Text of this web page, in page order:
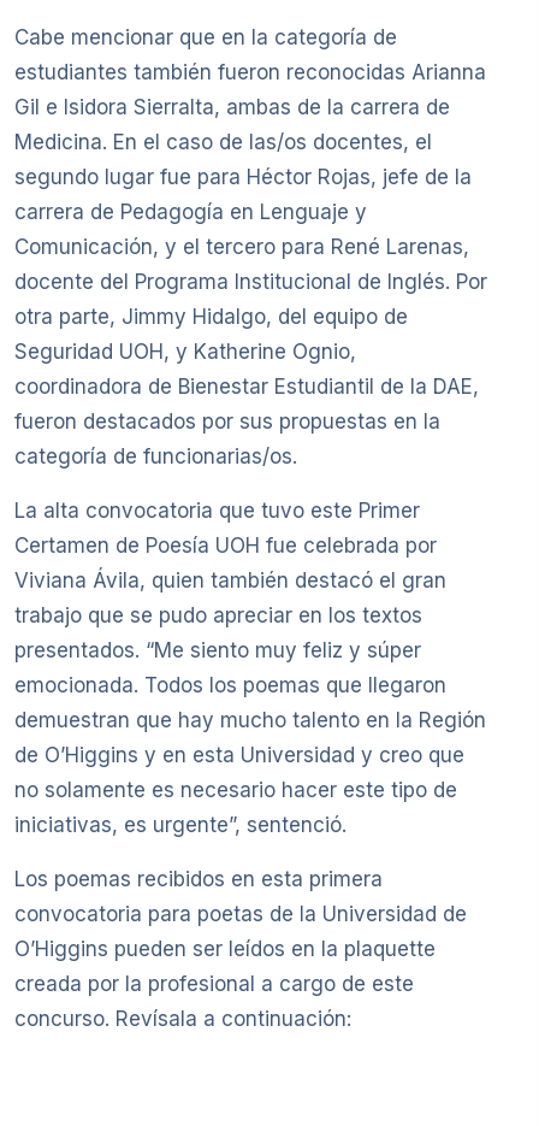
Cabe mencionar que en la categoría de
estudiantes también fueron reconocidas Arianna
Gil e Isidora Sierralta, ambas de la carrera de
Medicina. En el caso de las/os docentes, el
segundo lugar fue para Héctor Rojas, jefe de la
carrera de Pedagogía en Lenguaje y
Comunicación, y el tercero para René Larenas,
docente del Programa Institucional de Inglés. Por
otra parte, Jimmy Hidalgo, del equipo de
Seguridad UOH, y Katherine Ognio,
coordinadora de Bienestar Estudiantil de la DAE,
fueron destacados por sus propuestas en la
categoría de funcionarias/os.
La alta convocatoria que tuvo este Primer
Certamen de Poesía UOH fue celebrada por
Viviana Ávila, quien también destacó el gran
trabajo que se pudo apreciar en los textos
presentados. “Me siento muy feliz y súper
emocionada. Todos los poemas que llegaron
demuestran que hay mucho talento en la Región
de O’Higgins y en esta Universidad y creo que
no solamente es necesario hacer este tipo de
iniciativas, es urgente”, sentenció.
Los poemas recibidos en esta primera
convocatoria para poetas de la Universidad de
O’Higgins pueden ser leídos en la plaquette
creada por la profesional a cargo de este
concurso. Revísala a continuación: